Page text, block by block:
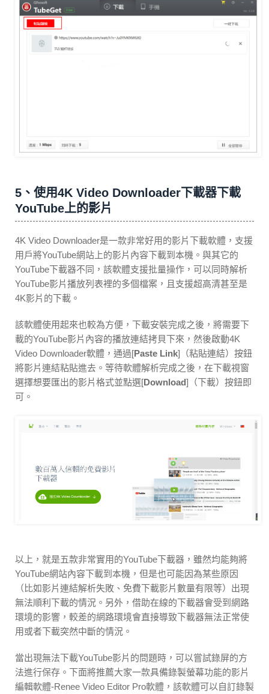
5、使用4K Video Downloader下載器下載
YouTube上的影片
4K Video Downloader是一款非常好用的影片下載軟體，支援
用戶將YouTube網站上的影片內容下載到本機。與其它的
YouTube下載器不同，該軟體支援批量操作，可以同時解析
YouTube影片播放列表裡的多個檔案，且支援超高清甚至是
4K影片的下載。
該軟體使用起來也較為方便，下載安裝完成之後，將需要下
載的YouTube影片內容的播放連結拷貝下來，然後啟動4K
Video Downloader軟體，通過[Paste Link]（粘貼連結）按鈕
將影片連結粘貼進去。等待軟體解析完成之後，在下載視窗
選擇想要匯出的影片格式並點選[Download]（下載）按鈕即
可。
以上，就是五款非常實用的YouTube下載器，雖然均能夠將
YouTube網站內容下載到本機，但是也可能因為某些原因
（比如影片連結解析失敗、免費下載影片數量有限等）出現
無法順利下載的情況。另外，借助在線的下載器會受到網路
環境的影響，較差的網路環境會直接導致下載器無法正常使
用或者下載突然中斷的情況。
當出現無法下載YouTube影片的問題時，可以嘗試錄屏的方
法進行保存。下面將推薦大家一款具備錄製螢幕功能的影片
編輯軟體-Renee Video Editor Pro軟體，該軟體可以自訂錄製